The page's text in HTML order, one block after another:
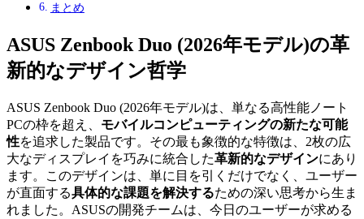
まとめ
ASUS Zenbook Duo (2026年モデル)の革
新的なデザイン哲学
ASUS Zenbook Duo (2026年モデル)は、単なる高性能ノート
PCの枠を超え、 モバイルコンピューティングの新たな可能
性を追求した製品です。その最も象徴的な特徴は、2枚の広
大なディスプレイを巧みに統合した革新的なデザインにあり
ます。このデザインは、単に目を引くだけでなく、ユーザー
が直面する具体的な課題を解決するための深い思考から生ま
れました。ASUSの開発チームは、今日のユーザーが求める